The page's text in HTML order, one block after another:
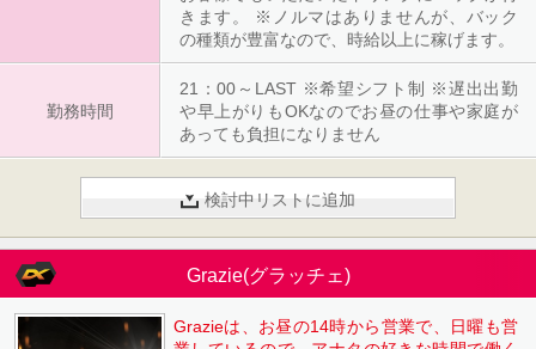
きます。 ※ノルマはありませんが、バック
の種類が豊富なので、時給以上に稼げます。
勤務時間
21：00～LAST ※希望シフト制 ※遅出出勤
や早上がりもOKなのでお昼の仕事や家庭が
あっても負担になりません
検討中リストに追加
Grazie(グラッチェ)
Grazieは、お昼の14時から営業で、日曜も営